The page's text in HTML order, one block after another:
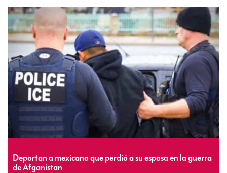
Deportan a mexicano que perdió a su esposa en la guerra
de Afganistan